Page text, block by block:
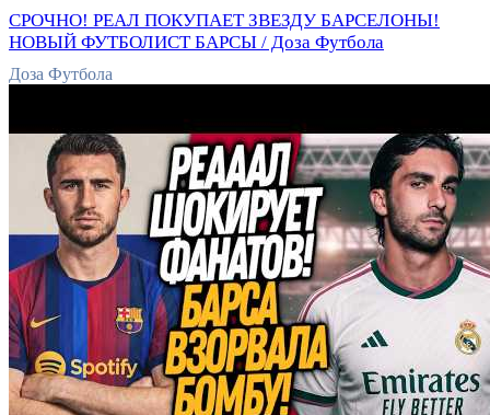
СРОЧНО! РЕАЛ ПОКУПАЕТ ЗВЕЗДУ БАРСЕЛОНЫ!
НОВЫЙ ФУТБОЛИСТ БАРСЫ / Доза Футбола
Доза Футбола